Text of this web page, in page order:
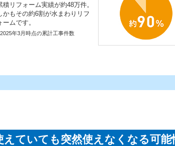
積リフォーム実績が約48万件。
かもその約6割が水まわりリフ
ームです。
年3月時点の累計工事件数
えていても突然使えなくなる可能